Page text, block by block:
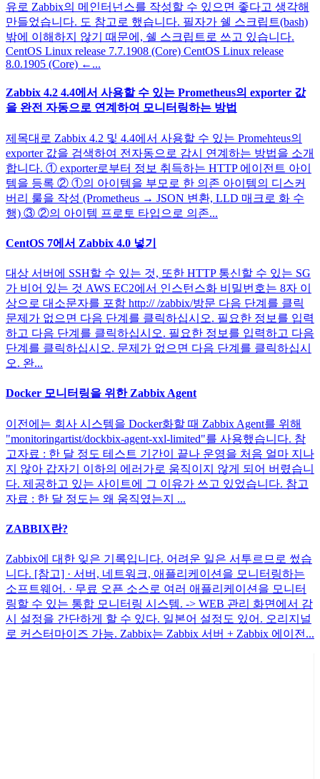
유로 Zabbix의 메인터넌스를 작성할 수 있으면 좋다고 생각해
만들었습니다. 도 참고로 했습니다. 필자가 쉘 스크립트(bash)
밖에 이해하지 않기 때문에, 쉘 스크립트로 쓰고 있습니다.
CentOS Linux release 7.7.1908 (Core) CentOS Linux release
8.0.1905 (Core) ←...
Zabbix 4.2 4.4에서 사용할 수 있는 Prometheus의 exporter 값
을 완전 자동으로 연계하여 모니터링하는 방법
제목대로 Zabbix 4.2 및 4.4에서 사용할 수 있는 Promehteus의
exporter 값을 검색하여 전자동으로 감시 연계하는 방법을 소개
합니다. ① exporter로부터 정보 취득하는 HTTP 에이전트 아이
템을 등록 ② ①의 아이템을 부모로 한 의존 아이템의 디스커
버리 룰을 작성 (Prometheus → JSON 변환, LLD 매크로 화 수
행) ③ ②의 아이템 프로토 타입으로 의존...
CentOS 7에서 Zabbix 4.0 넣기
대상 서버에 SSH할 수 있는 것, 또한 HTTP 통신할 수 있는 SG
가 비어 있는 것 AWS EC2에서 인스턴스화 비밀번호는 8자 이
상으로 대소문자를 포함 http:// /zabbix/방문 다음 단계를 클릭
문제가 없으면 다음 단계를 클릭하십시오. 필요한 정보를 입력
하고 다음 단계를 클릭하십시오. 필요한 정보를 입력하고 다음
단계를 클릭하십시오. 문제가 없으면 다음 단계를 클릭하십시
오. 완...
Docker 모니터링을 위한 Zabbix Agent
이전에는 회사 시스템을 Docker화할 때 Zabbix Agent를 위해
"monitoringartist/dockbix-agent-xxl-limited"를 사용했습니다. 참
고자료 : 한 달 정도 테스트 기간이 끝나 운영을 처음 얼마 지나
지 않아 갑자기 이하의 에러가로 움직이지 않게 되어 버렸습니
다. 제공하고 있는 사이트에 그 이유가 쓰고 있었습니다. 참고
자료 : 한 달 정도는 왜 움직였는지 ...
ZABBIX란?
Zabbix에 대한 잊은 기록입니다. 어려운 일은 서투르므로 썼습
니다. [참고] · 서버, 네트워크, 애플리케이션을 모니터링하는
소프트웨어. · 무료 오픈 소스로 여러 애플리케이션을 모니터
링할 수 있는 통합 모니터링 시스템. -> WEB 관리 화면에서 감
시 설정을 간단하게 할 수 있다. 일본어 설정도 있어. 오리지널
로 커스터마이즈 가능. Zabbix는 Zabbix 서버 + Zabbix 에이전...